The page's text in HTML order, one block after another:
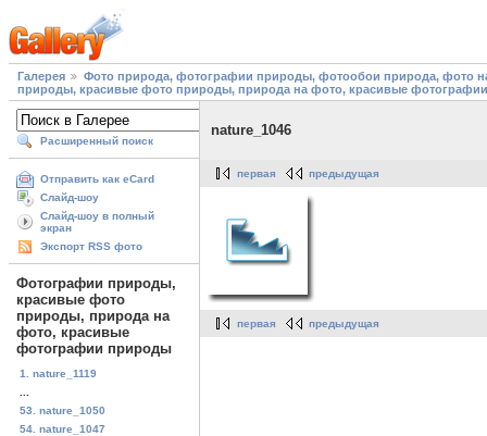
Галерея
Фото природа, фотографии природы, фотообои природа, фото
природы, красивые фото природы, природа на фото, красивые
Расширенный поиск
Отправить как eCard
Слайд-шоу
Слайд-шоу в полный
экран
Экспорт RSS фото
Фотографии природы,
красивые фото
природы, природа на
фото, красивые
фотографии природы
1. nature_1119
53. nature_1050
54. nature_1047
nature_1046
первая предыдущая
первая предыдущая